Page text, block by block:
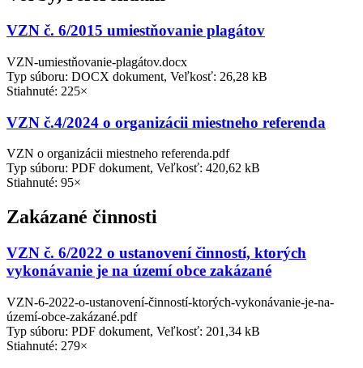
VZN č. 6/2015 umiestňovanie plagátov
VZN-umiestňovanie-plagátov.docx
Typ súboru: DOCX dokument, Veľkosť: 26,28 kB
Stiahnuté: 225×
VZN č.4/2024 o organizácii miestneho referenda
VZN o organizácii miestneho referenda.pdf
Typ súboru: PDF dokument, Veľkosť: 420,62 kB
Stiahnuté: 95×
Zakázané činnosti
VZN č. 6/2022 o ustanovení činností, ktorých
vykonávanie je na území obce zakázané
VZN-6-2022-o-ustanovení-činností-ktorých-vykonávanie-je-na-
území-obce-zakázané.pdf
Typ súboru: PDF dokument, Veľkosť: 201,34 kB
Stiahnuté: 279×